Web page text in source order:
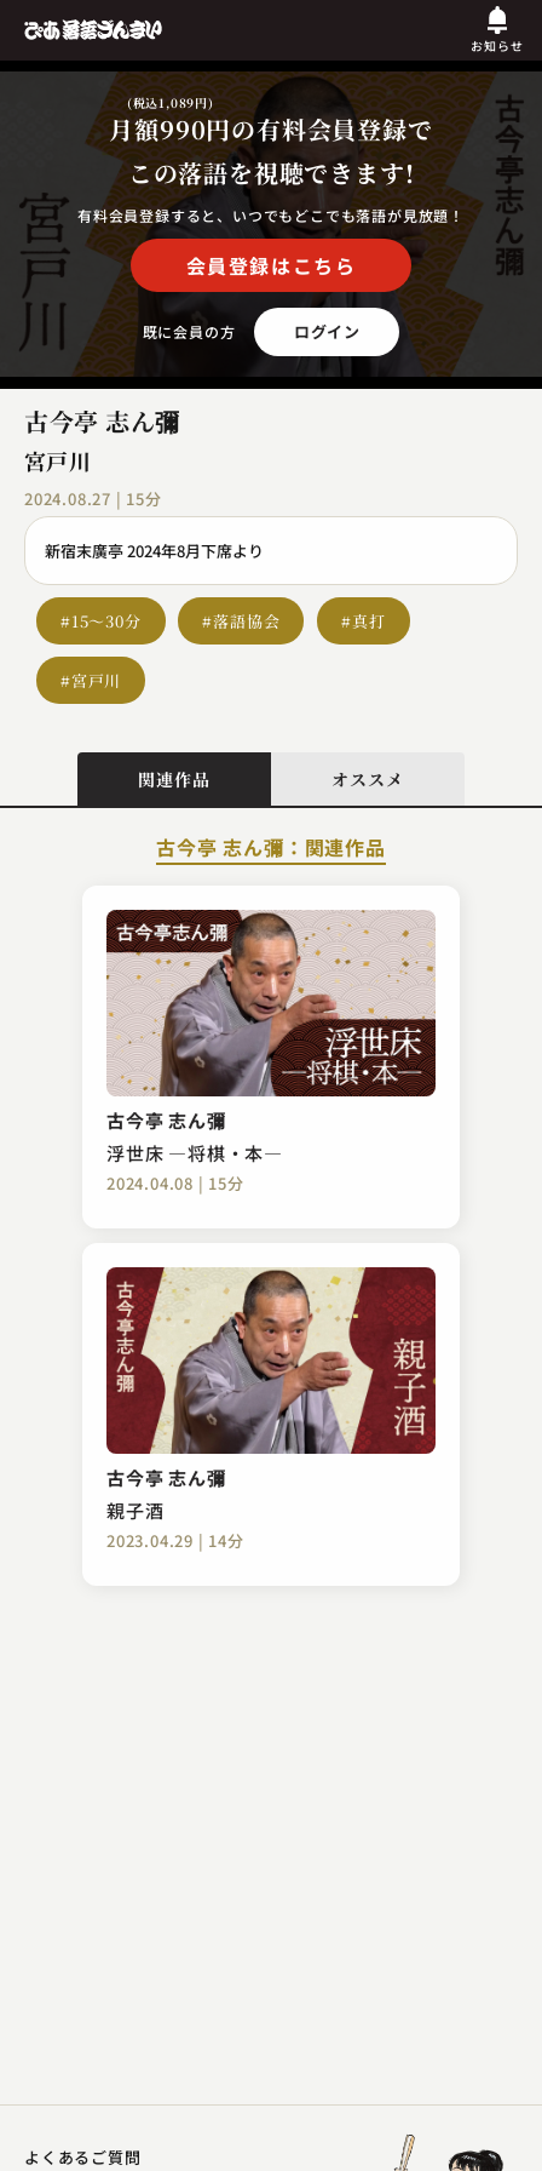
お知らせ
月額990円
(税込1,089円)
の有料会員登録で
この落語を視聴できます!
有料会員登録すると、いつでもどこでも落語が見放題！
会員登録はこちら
既に会員の方 ログイン
古今亭 志ん彌
宮戸川
2024.08.27 | 15分
新宿末廣亭 2024年8月下席より
#15～30分 #落語協会 #真打
#宮戸川
関連作品 オススメ
古今亭 志ん彌：関連作品
古今亭 志ん彌
浮世床 ―将棋・本―
2024.04.08 | 15分
古今亭 志ん彌
親子酒
2023.04.29 | 14分
三遊亭 遊三
お見立て
2023.11.21 | 17分
神田 松鯉
無筆の出世
2024.06.11 | 18分
よくあるご質問